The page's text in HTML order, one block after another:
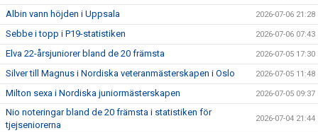
Albin vann höjden i Uppsala 2026-07-06 21:28
Sebbe i topp i P19-statistiken 2026-07-06 07:43
Elva 22-årsjuniorer bland de 20 främsta 2026-07-05 17:30
Silver till Magnus i Nordiska veteranmästerskapen i Oslo 2026-07-05 11:48
Milton sexa i Nordiska juniormästerskapen 2026-07-05 09:37
Nio noteringar bland de 20 främsta i statistiken för
tjejseniorerna
2026-07-04 21:44